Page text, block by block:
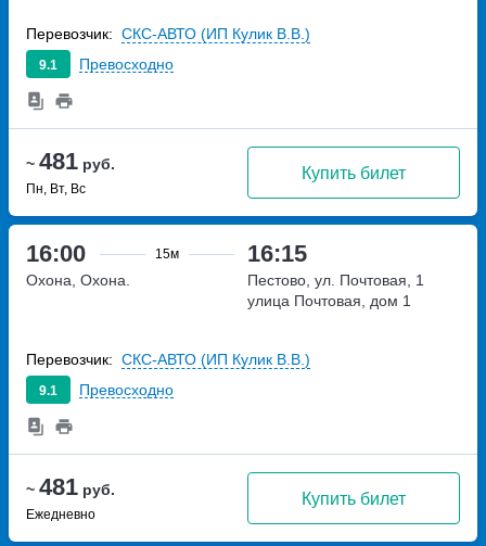
~ 481 руб.
Пн, Вт, Вс
Купить билет
9.1 Превосходно
Перевозчик: СКС-АВТО (ИП Кулик В.В.)
16:00 15м 16:15
~ 481 руб.
Ежедневно
Купить билет
Охона, Охона.
Пестово, ул. Почтовая, 1
улица Почтовая, дом 1
9.1 Превосходно
Перевозчик: СКС-АВТО (ИП Кулик В.В.)